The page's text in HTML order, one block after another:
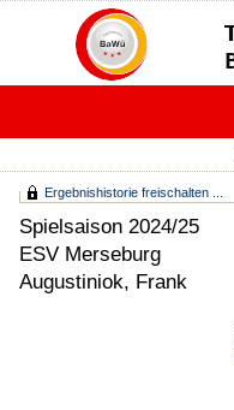
Ergebnishistorie freischalten ...
Spielsaison 2024/25
ESV Merseburg
Augustiniok, Frank